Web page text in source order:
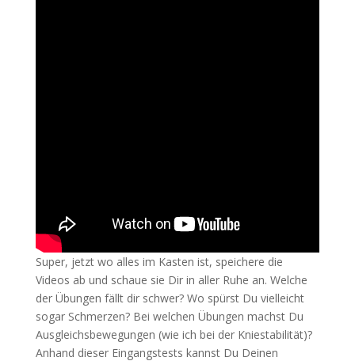
Super, jetzt wo alles im Kasten ist, speichere die
Videos ab und schaue sie Dir in aller Ruhe an. Welche
der Übungen fällt dir schwer? Wo spürst Du vielleicht
sogar Schmerzen? Bei welchen Übungen machst Du
Ausgleichsbewegungen (wie ich bei der Kniestabilität)?
Anhand dieser Eingangstests kannst Du Deinen